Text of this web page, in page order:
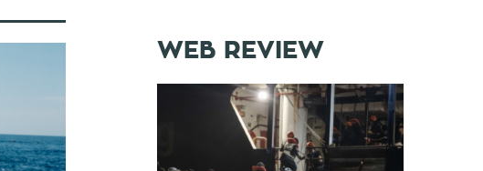
WEB REVIEW